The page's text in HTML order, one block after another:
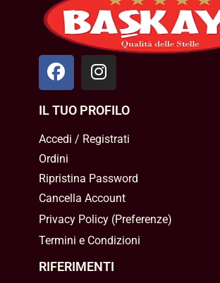
IL TUO PROFILO
Accedi / Registrati
Ordini
Ripristina Password
Cancella Account
Privacy Policy(Preferenze)
Termini e Condizioni
RIFERIMENTI